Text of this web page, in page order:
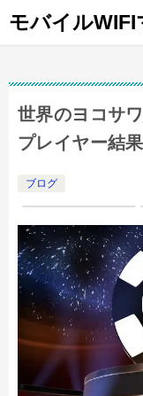
モバイルWIFI
世界のヨコサ
プレイヤー結
ブログ